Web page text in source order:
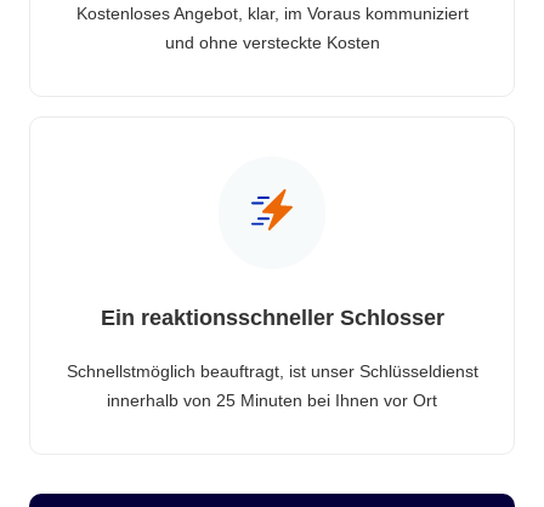
Kostenloses Angebot, klar, im Voraus kommuniziert
und ohne versteckte Kosten
Ein reaktionsschneller Schlosser
Schnellstmöglich beauftragt, ist unser Schlüsseldienst
innerhalb von 25 Minuten bei Ihnen vor Ort